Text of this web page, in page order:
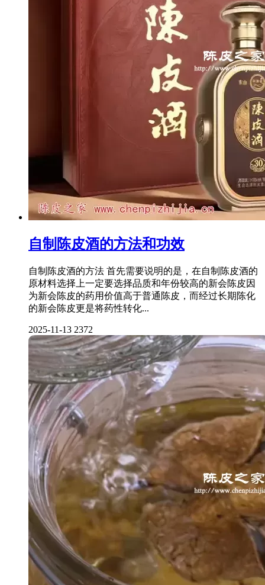
自制陈皮酒的方法和功效
自制陈皮酒的方法 首先需要说明的是，在自制陈皮酒的
原材料选择上一定要选择品质和年份较高的新会陈皮因
为新会陈皮的药用价值高于普通陈皮，而经过长期陈化
的新会陈皮更是将药性转化...
2025-11-13 2372